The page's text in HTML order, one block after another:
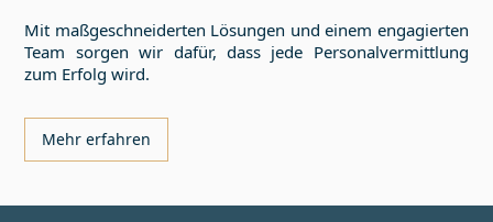
Mit maßgeschneiderten Lösungen und einem engagierten
Team sorgen wir dafür, dass jede Personalvermittlung
zum Erfolg wird.
Mehr erfahren